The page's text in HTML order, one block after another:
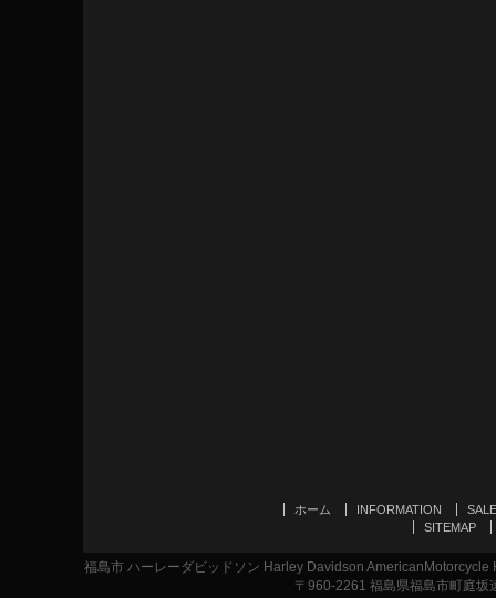
ホーム INFORMATION
SALE
SITEMAP
福島市 ハーレーダビッドソン Harley Davidson
〒960-2261 福島県福島市町庭